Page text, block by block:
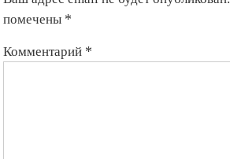
помечены *
Комментарий *